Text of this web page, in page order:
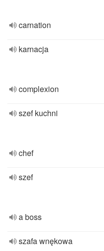
carnation
karnacja
complexion
szef kuchni
chef
szef
a boss
szafa wnękowa